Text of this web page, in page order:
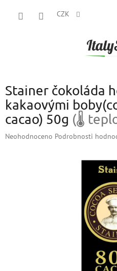
CZK
Stainer čokoláda
kakaovými
cacao) 50g (🌡
Průměrné
Neohodnoceno Podrobnosti